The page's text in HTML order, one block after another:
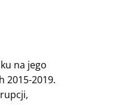
na jego
2015-2019.